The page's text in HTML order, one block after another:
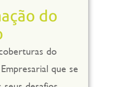
do
do
que se